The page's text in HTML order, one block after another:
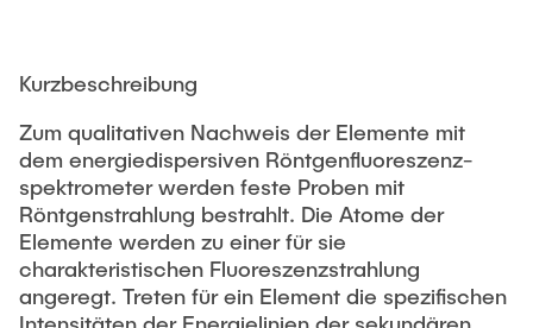
Kurzbeschreibung
Zum qualitativen Nachweis der Elemente mit
dem energiedispersiven Röntgenfluoreszenz-
spektrometer werden feste Proben mit
Röntgenstrahlung bestrahlt. Die Atome der
Elemente werden zu einer für sie
charakteristischen Fluoreszenzstrahlung
angeregt. Treten für ein Element die spezifischen